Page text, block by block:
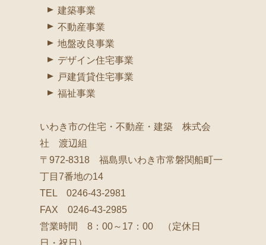
建築事業
不動産事業
地盤改良事業
デザイン住宅事業
戸建賃貸住宅事業
福祉事業
いわき市の住宅・不動産・建築 株式会
社 渡辺組
〒972-8318 福島県いわき市常磐関船町一
丁目7番地の14
TEL 0246-43-2981
FAX 0246-43-2985
営業時間 8：00～17：00 （定休日
日・祝日）